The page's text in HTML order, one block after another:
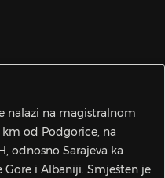
nalazi na magistralnom
od Podgorice, na
odnosno Sarajeva ka
i Albaniji. Smješten je